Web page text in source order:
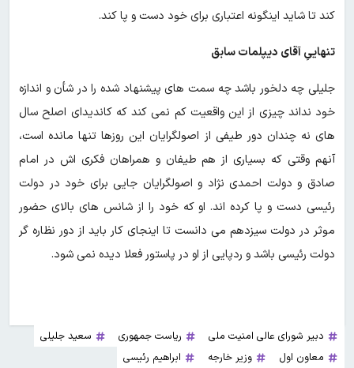
کند تا شاید اینگونه اعتباری برای خود دست و پا کند.
تنهاییِ آقای دیپلمات سابق
جلیلی چه دلخور باشد چه سمت های پیشنهاد شده را در شأن و اندازه
خود نداند چیزی از این واقعیت کم نمی کند که کاندیدای اصلح سال
های نه چندان دور طیفی از اصولگرایان این روزها تنها مانده است،
آنهم وقتی که بسیاری از هم طیفان و همراهان فکری اش در امام
صادق و دولت احمدی نژاد و اصولگرایان جایی برای خود در دولت
رئیسی دست و پا کرده اند. او که خود را از شانس های بالای حضور
موثر در دولت سیزدهم می دانست تا اینجای کار باید از دور نظاره گر
دولت رئیسی باشد و ردپایی از او در پاستور فعلا دیده نمی شود.
دبیر شورای عالی امنیت ملی ریاست جمهوری
سعید جلیلی
معاون اول
وزیر خارجه
ابراهیم رئیسی